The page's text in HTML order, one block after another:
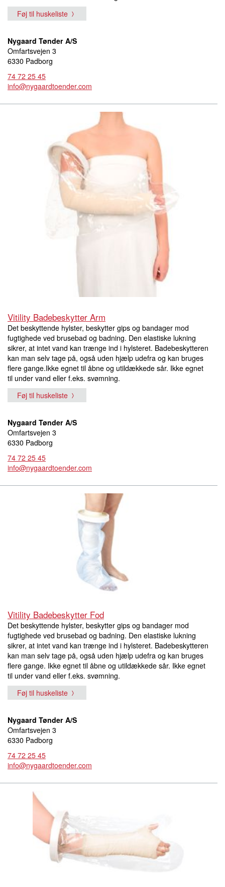
Føj til huskeliste
Nygaard Tønder A/S
Omfartsvejen 3
6330 Padborg
74 72 25 45
info@nygaardtoender.com
Vitility Badebeskytter Arm
Det beskyttende hylster, beskytter gips og bandager mod
fugtighede ved brusebad og badning. Den elastiske lukning
sikrer, at intet vand kan trænge ind i hylsteret. Badebeskytteren
kan man selv tage på, også uden hjælp udefra og kan bruges
flere gange.Ikke egnet til åbne og utildækkede sår. Ikke egnet
til under vand eller f.eks. svømning.
Føj til huskeliste
Nygaard Tønder A/S
Omfartsvejen 3
6330 Padborg
74 72 25 45
info@nygaardtoender.com
Vitility Badebeskytter Fod
Det beskyttende hylster, beskytter gips og bandager mod
fugtighede ved brusebad og badning. Den elastiske lukning
sikrer, at intet vand kan trænge ind i hylsteret. Badebeskytteren
kan man selv tage på, også uden hjælp udefra og kan bruges
flere gange. Ikke egnet til åbne og utildækkede sår. Ikke egnet
til under vand eller f.eks. svømning.
Føj til huskeliste
Nygaard Tønder A/S
Omfartsvejen 3
6330 Padborg
74 72 25 45
info@nygaardtoender.com